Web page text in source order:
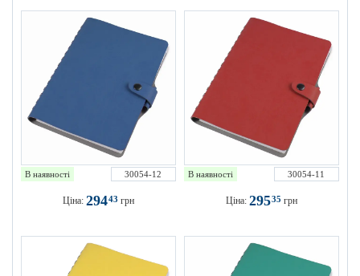
В наявності 30054-12
Ціна: 29443 грн
В наявності 30054-11
Ціна: 29535 грн